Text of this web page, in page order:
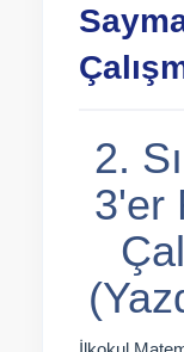
2.
3'er